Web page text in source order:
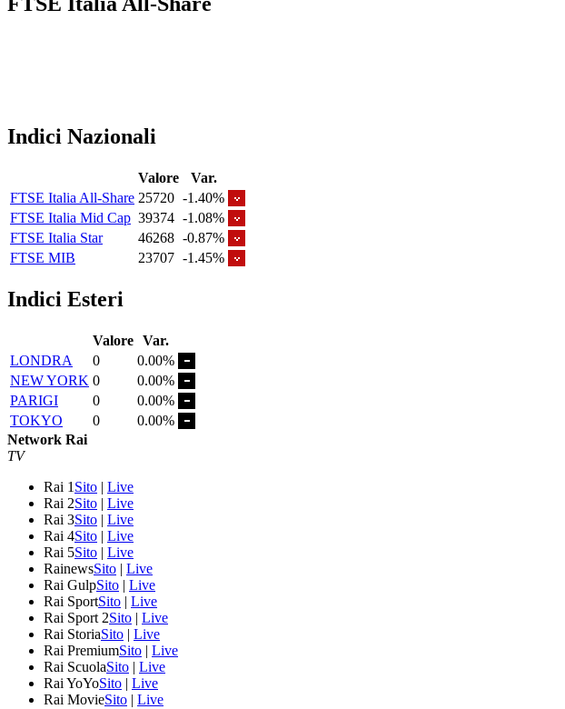
Indici Nazionali
Valore
Var.
FTSE Italia All-Share 25720 -1.40%
FTSE Italia Mid Cap 39374 -1.08%
FTSE Italia Star
46268 -0.87%
FTSE MIB
23707 -1.45%
Indici Esteri
Valore Var.
LONDRA
0
0.00%
NEW YORK 0
0.00%
PARIGI
0
0.00%
TOKYO
0
0.00%
Network Rai
TV
Rai 1 Sito | Live
Rai 2Sito | Live
Rai 3Sito | Live
Rai 4Sito | Live
Rai 5Sito | Live
RainewsSito | Live
Rai GulpSito | Live
Rai SportSito | Live
Rai Sport 2Sito | Live
Rai StoriaSito | Live
Rai PremiumSito | Live
Rai ScuolaSito | Live
Rai YoYoSito | Live
Rai MovieSito | Live